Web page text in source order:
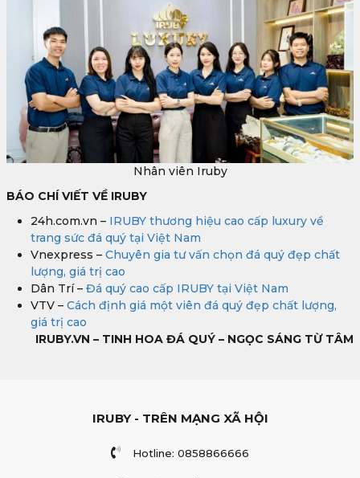
Nhân viên Iruby
BÁO CHÍ VIẾT VỀ IRUBY
24h.com.vn – IRUBY thương hiệu cao cấp luxury về
trang sức đá quý tại Việt Nam
Vnexpress – Chuyên gia tư vấn chọn đá quý đẹp chất
lượng, giá trị cao
Dân Trí – Đá quý cao cấp IRUBY tại Việt Nam
VTV – Cách định giá một viên đá quý đẹp chất lượng,
giá trị cao
IRUBY.VN – TINH HOA ĐÁ QUÝ – NGỌC SÁNG TỪ TÂM
IRUBY - TRÊN MẠNG XÃ HỘI
Hotline: 0858866666